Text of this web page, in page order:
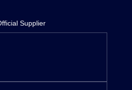
Supplier